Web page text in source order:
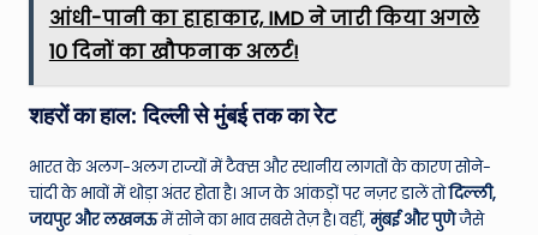
आंधी-पानी का हाहाकार, IMD ने जारी किया अगले
10 दिनों का खौफनाक अलर्ट!
शहरों का हाल: दिल्ली से मुंबई तक का रेट
भारत के अलग-अलग राज्यों में टैक्स और स्थानीय लागतों के कारण सोने-
चांदी के भावों में थोड़ा अंतर होता है। आज के आंकड़ों पर नज़र डालें तोदिल्ली,
जयपुर और लखनऊमें सोने का भाव सबसे तेज़ है। वहीं, मुंबई और पुणेजैसे